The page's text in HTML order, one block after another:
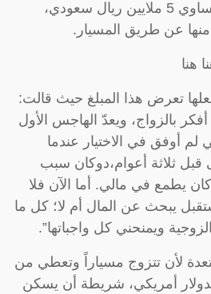
ألف دولار أمريكي، ما يساوي 5 ملايين ريال سعودي،
عن طريق المسيار.
هنا
تعرض هذا المبلغ حيث قالت:
بالزواج، ويعدّ الهاجس الأول
لم أوفق في الاختيار عندما
ثلاثة أعوام،دوكان سبب
يطمع في مالي. أما الآن فلا
يبحث عن المال أم لا؛ كل ما
ويمنحني كل واجباتها”.
لأن تتزوج مسياراً وتعطي من
مليون و330 ألفدولار أمريكي، شريطة أن يسكن